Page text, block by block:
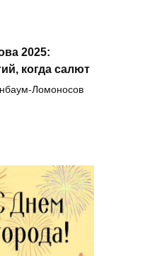
2025:
когда салют
Ломоносов